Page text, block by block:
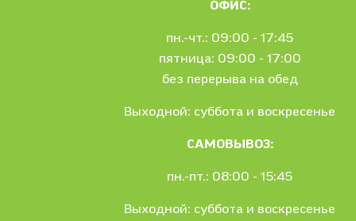
ОФИС:
пн.-чт.: 09:00 - 17:45
пятница: 09:00 - 17:00
без перерыва на обед
Выходной: суббота и воскресенье
САМОВЫВОЗ:
пн.-пт.: 08:00 - 15:45
Выходной: суббота и воскресенье